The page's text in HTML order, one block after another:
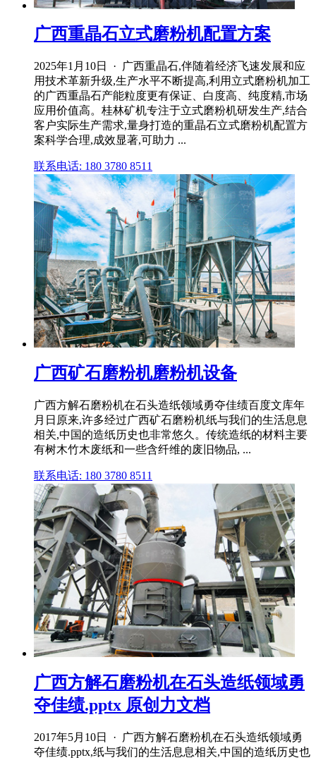
广西重晶石立式磨粉机配置方案
2025年1月10日 · 广西重晶石,伴随着经济飞速发展和应
用技术革新升级,生产水平不断提高,利用立式磨粉机加工
的广西重晶石产能粒度更有保证、白度高、纯度精,市场
应用价值高。桂林矿机专注于立式磨粉机研发生产,结合
客户实际生产需求,量身打造的重晶石立式磨粉机配置方
案科学合理,成效显著,可助力 ...
联系电话: 180 3780 8511
广西矿石磨粉机磨粉机设备
广西方解石磨粉机在石头造纸领域勇夺佳绩百度文库年
月日原来,许多经过广西矿石磨粉机纸与我们的生活息息
相关,中国的造纸历史也非常悠久。传统造纸的材料主要
有树木竹木废纸和一些含纤维的废旧物品, ...
联系电话: 180 3780 8511
广西方解石磨粉机在石头造纸领域勇
夺佳绩.pptx 原创力文档
2017年5月10日 · 广西方解石磨粉机在石头造纸领域勇
夺佳绩.pptx,纸与我们的生活息息相关,中国的造纸历史也